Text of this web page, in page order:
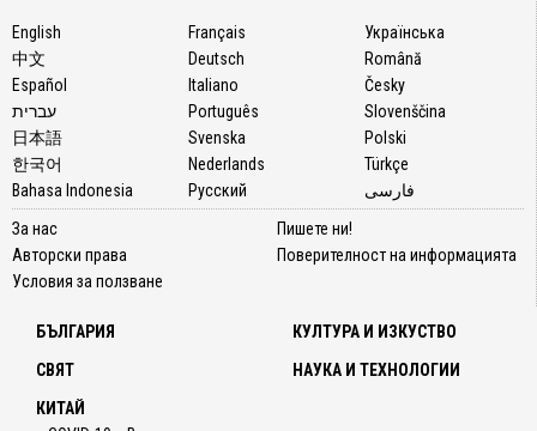
English
中文
Español
עברית
日本語
한국어
Bahasa Indonesia
Français
Deutsch
Italiano
Português
Svenska
Nederlands
Русский
Українська
Română
Česky
Slovenščina
Polski
Türkçe
فارسی
За нас
Авторски права
Условия за ползване
Пишете ни!
Поверителност на информацията
БЪЛГАРИЯ
СВЯТ
КИТАЙ
КУЛТУРА И ИЗКУСТВО
НАУКА И ТЕХНОЛОГИИ